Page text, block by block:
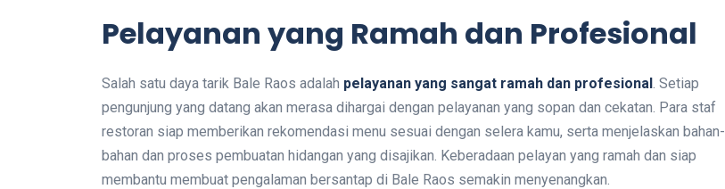
Pelayanan yang Ramah dan Profesional
Salah satu daya tarik Bale Raos adalah pelayanan yang sangat ramah dan profesional . Setiap
pengunjung yang datang akan merasa dihargai dengan pelayanan yang sopan dan cekatan. Para staf
restoran siap memberikan rekomendasi menu sesuai dengan selera kamu, serta menjelaskan bahan-
bahan dan proses pembuatan hidangan yang disajikan. Keberadaan pelayan yang ramah dan siap
membantu membuat pengalaman bersantap di Bale Raos semakin menyenangkan.